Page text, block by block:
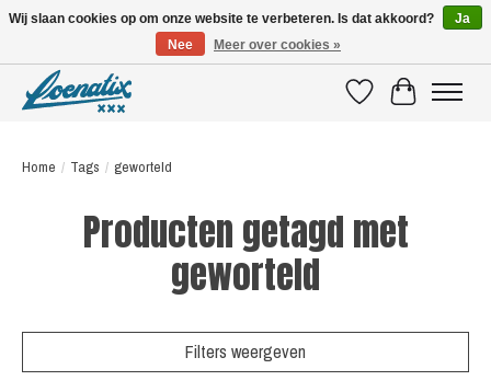
VerlanglijstWinkelwagen
Home / Tags / geworteld
Producten getagd met
geworteld
Filters weergeven
Wij slaan cookies op om onze website te verbeteren. Is dat akkoord?
Ja
Nee
Meer over cookies »